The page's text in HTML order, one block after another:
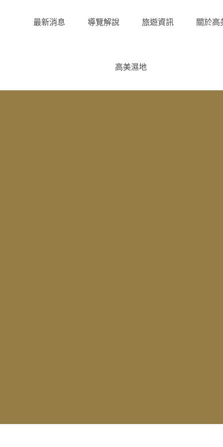
最新消息 導覽解說 旅遊資訊 關於高
高美濕地